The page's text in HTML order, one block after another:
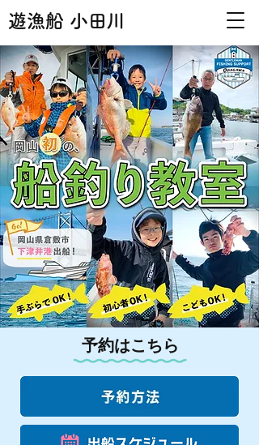
遊漁船 小田川
予約はこちら